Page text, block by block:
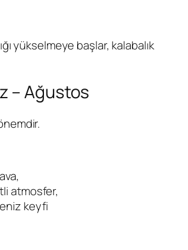
yükselmeye başlar, kalabalık
– Ağustos
atmosfer,
keyfi